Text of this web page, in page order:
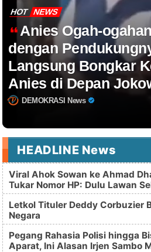
HOT NEWS
Anies Ogah-
dengan
Langsung Bongkar
Anies di Depan
DEMOKRASI News
HEADLINE News
Viral Ahok Sowan ke Ahmad
Tukar Nomor HP: Dulu Lawan
Letkol Tituler Deddy Corbuzier
Negara
Pegang Rahasia Polisi hingga
Aparat, Ini Alasan Irjen Sambo